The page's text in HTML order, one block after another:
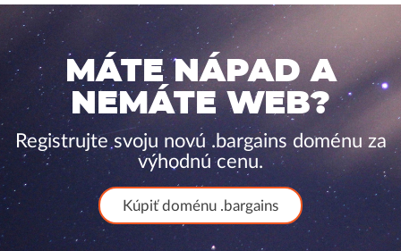
MÁTE NÁPAD A
NEMÁTE WEB?
Registrujte svoju novú .bargains doménu za
výhodnú cenu.
Kúpiť doménu .bargains